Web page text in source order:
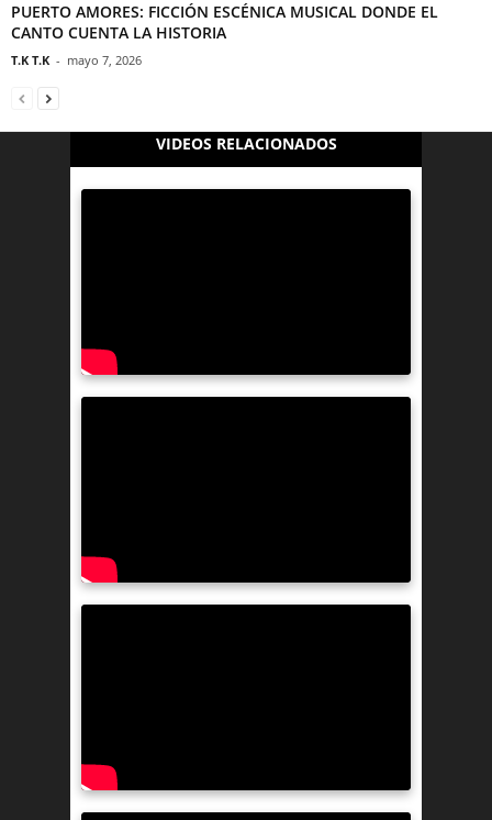
PUERTO AMORES: FICCIÓN ESCÉNICA MUSICAL DONDE EL
CANTO CUENTA LA HISTORIA
T.K T.K - mayo 7, 2026
VIDEOS RELACIONADOS